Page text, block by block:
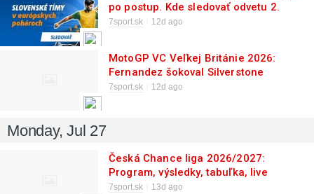
po postup. Kde sledovať odvetu 2.
predkola Konferenčnej ligy?
7sport.sk 12d ago
MotoGP VC Veľkej Británie 2026:
Fernandez šokoval Silverstone
7sport.sk 12d ago
Monday, Jul 27
Česká Chance liga 2026/2027:
Program, výsledky, tabuľka, live
prenosy a európske poháre
7sport.sk 13d ago